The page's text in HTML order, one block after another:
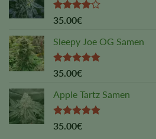
Rated
of 5
35.00€
Sleepy Joe OG Samen
Rated4.75
35.00€
Apple Tartz Samen
Rated5.00
35.00€